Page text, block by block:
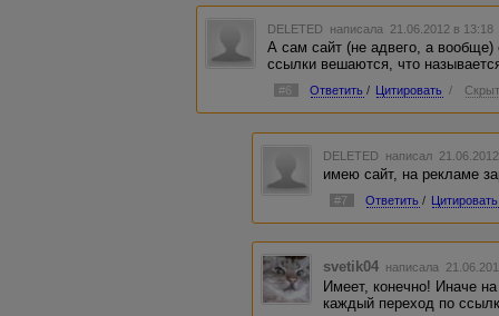
DELETED написала 21.06.2012 в
А сам сайт (не адвего, а
ссылки вешаются, что
#6 Ответить / Цитировать /
DELETED написал
имею сайт, на рекламе
#7 Ответить / Цитировать
svetik04 написала
Имеет, конечно! Иначе
каждый переход по